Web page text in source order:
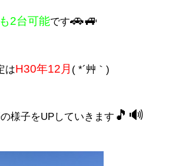
2台可能です🚗🚙
はH30年12月 ( *´艸｀)
様子をUPしていきます 🎵🔊